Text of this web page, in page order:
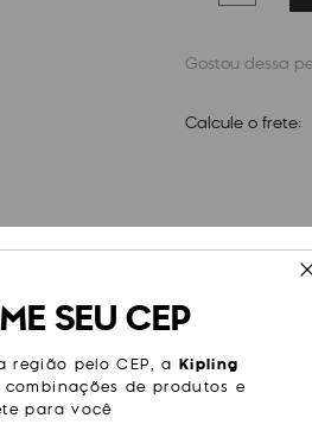
Calcule o frete:
Cor
Modelo
Categoria
SEU CEP
região pelo CEP, a Kipling
combinações de produtos e
para você